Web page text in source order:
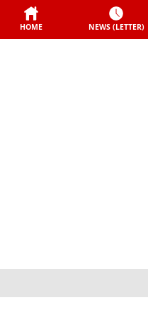
HOME NEWS (LETTER)